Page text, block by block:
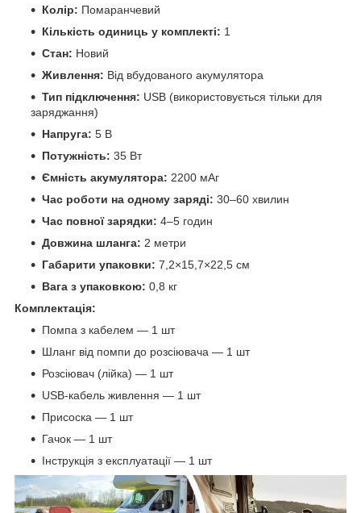
Колір: Помаранчевий
Кількість одиниць у комплекті: 1
Стан: Новий
Живлення: Від вбудованого акумулятора
Тип підключення: USB (використовується тільки для
заряджання)
Напруга: 5 В
Потужність: 35 Вт
Ємність акумулятора: 2200 мАг
Час роботи на одному заряді: 30–60 хвилин
Час повної зарядки: 4–5 годин
Довжина шланга: 2 метри
Габарити упаковки: 7,2×15,7×22,5 см
Вага з упаковкою: 0,8 кг
Комплектація:
Помпа з кабелем — 1 шт
Шланг від помпи до розсіювача — 1 шт
Розсіювач (лійка) — 1 шт
USB-кабель живлення — 1 шт
Присоска — 1 шт
Гачок — 1 шт
Інструкція з експлуатації — 1 шт